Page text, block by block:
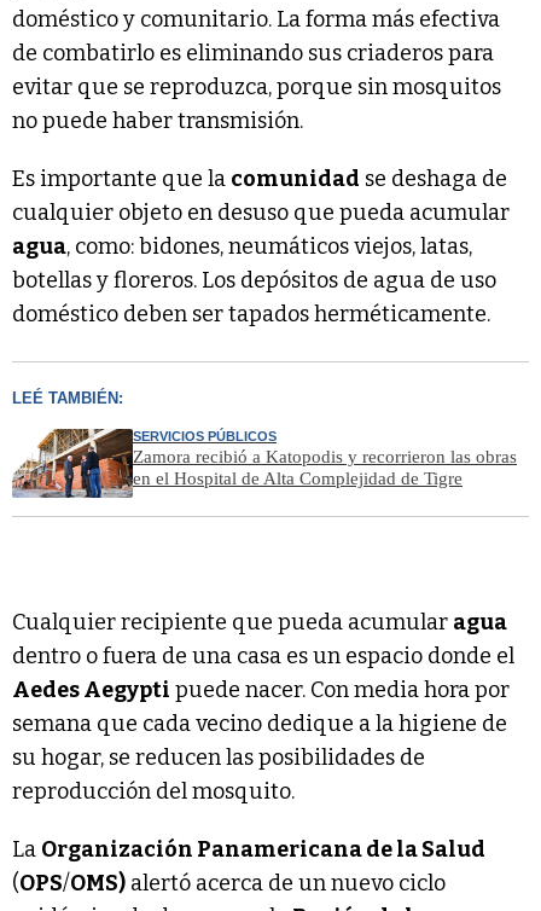
doméstico y comunitario. La forma más efectiva
de combatirlo es eliminando sus criaderos para
evitar que se reproduzca, porque sin mosquitos
no puede haber transmisión.
Es importante que la comunidad se deshaga de
cualquier objeto en desuso que pueda acumular
agua, como: bidones, neumáticos viejos, latas,
botellas y floreros. Los depósitos de agua de uso
doméstico deben ser tapados herméticamente.
LEÉ TAMBIÉN:
SERVICIOS PÚBLICOS
Zamora recibió a Katopodis y recorrieron las obras
en el Hospital de Alta Complejidad de Tigre
Cualquier recipiente que pueda acumular agua
dentro o fuera de una casa es un espacio donde el
Aedes Aegypti puede nacer. Con media hora por
semana que cada vecino dedique a la higiene de
su hogar, se reducen las posibilidades de
reproducción del mosquito.
La Organización Panamericana de la Salud
(OPS/OMS) alertó acerca de un nuevo ciclo